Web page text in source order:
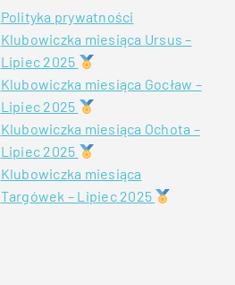
Polityka prywatności
Klubowiczka miesiąca Ursus –
Lipiec 2025
Klubowiczka miesiąca Gocław –
Lipiec 2025
Klubowiczka miesiąca Ochota –
Lipiec 2025
Klubowiczka miesiąca
Targówek – Lipiec 2025